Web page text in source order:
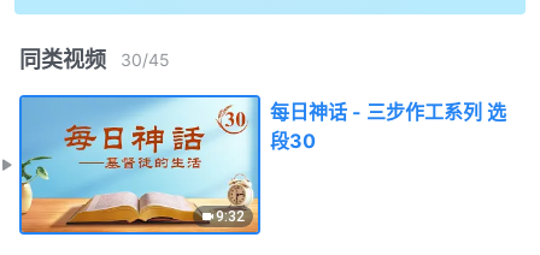
同类视频 30/45
9:32
每日神话 - 三步作工系列 选
段30